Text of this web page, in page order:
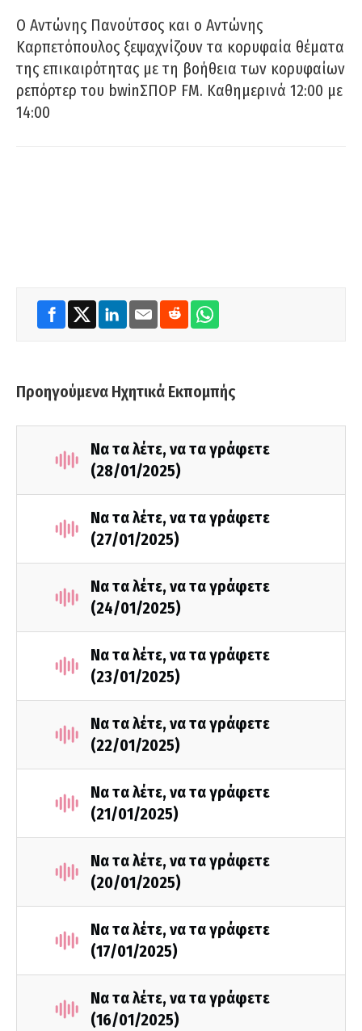
Ο Αντώνης Πανούτσος και ο Αντώνης
Καρπετόπουλος ξεψαχνίζουν τα κορυφαία θέματα
της επικαιρότητας με τη βοήθεια των κορυφαίων
ρεπόρτερ του bwinΣΠΟΡ FM. Καθημερινά 12:00 με
14:00
Προηγούμενα Ηχητικά Εκπομπής
Να τα λέτε, να τα γράφετε
(28/01/2025)
Να τα λέτε, να τα γράφετε
(27/01/2025)
Να τα λέτε, να τα γράφετε
(24/01/2025)
Να τα λέτε, να τα γράφετε
(23/01/2025)
Να τα λέτε, να τα γράφετε
(22/01/2025)
Να τα λέτε, να τα γράφετε
(21/01/2025)
Να τα λέτε, να τα γράφετε
(20/01/2025)
Να τα λέτε, να τα γράφετε
(17/01/2025)
Να τα λέτε, να τα γράφετε
(16/01/2025)